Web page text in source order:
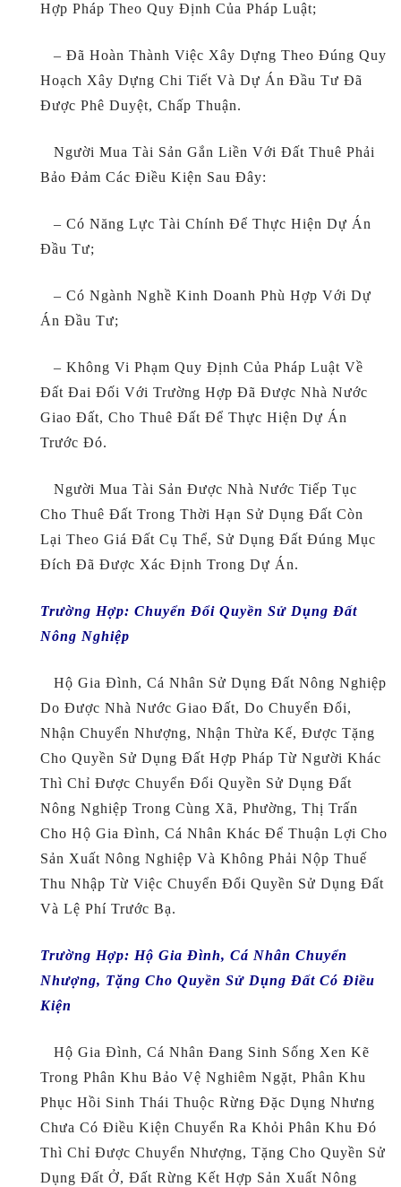
Hợp Pháp Theo Quy Định Của Pháp Luật;
– Đã Hoàn Thành Việc Xây Dựng Theo Đúng Quy
Hoạch Xây Dựng Chi Tiết Và Dự Án Đầu Tư Đã
Được Phê Duyệt, Chấp Thuận.
Người Mua Tài Sản Gắn Liền Với Đất Thuê Phải
Bảo Đảm Các Điều Kiện Sau Đây:
– Có Năng Lực Tài Chính Để Thực Hiện Dự Án
Đầu Tư;
– Có Ngành Nghề Kinh Doanh Phù Hợp Với Dự
Án Đầu Tư;
– Không Vi Phạm Quy Định Của Pháp Luật Về
Đất Đai Đối Với Trường Hợp Đã Được Nhà Nước
Giao Đất, Cho Thuê Đất Để Thực Hiện Dự Án
Trước Đó.
Người Mua Tài Sản Được Nhà Nước Tiếp Tục
Cho Thuê Đất Trong Thời Hạn Sử Dụng Đất Còn
Lại Theo Giá Đất Cụ Thể, Sử Dụng Đất Đúng Mục
Đích Đã Được Xác Định Trong Dự Án.
Trường Hợp: CHuyển Đổi Quyền Sử Dụng Đất
Nông Nghiệp
Hộ Gia Đình, Cá Nhân Sử Dụng Đất Nông Nghiệp
Do Được Nhà Nước Giao Đất, Do Chuyển Đổi,
Nhận Chuyển Nhượng, Nhận Thừa Kế, Được Tặng
Cho Quyền Sử Dụng Đất Hợp Pháp Từ Người Khác
Thì Chỉ Được Chuyển Đổi Quyền Sử Dụng Đất
Nông Nghiệp Trong Cùng Xã, Phường, Thị Trấn
Cho Hộ Gia Đình, Cá Nhân Khác Để Thuận Lợi Cho
Sản Xuất Nông Nghiệp Và Không Phải Nộp Thuế
Thu Nhập Từ Việc Chuyển Đổi Quyền Sử Dụng Đất
Và Lệ Phí Trước Bạ.
Trường Hợp: HỘ Gia Đình, Cá Nhân Chuyển
Nhượng, Tặng Cho Quyền Sử Dụng Đất Có Điều
Kiện
Hộ Gia Đình, Cá Nhân Đang Sinh Sống Xen Kẽ
Trong Phân Khu Bảo Vệ Nghiêm Ngặt, Phân Khu
Phục Hồi Sinh Thái Thuộc Rừng Đặc Dụng Nhưng
Chưa Có Điều Kiện Chuyển Ra Khỏi Phân Khu Đó
Thì Chỉ Được Chuyển Nhượng, Tặng Cho Quyền Sử
Dụng Đất Ở, Đất Rừng Kết Hợp Sản Xuất Nông